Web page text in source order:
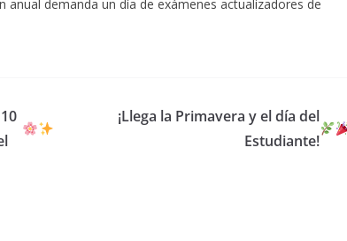
demanda un día de exámenes actualizadores de
¡Llega la Primavera y el día del
Estudiante!